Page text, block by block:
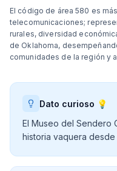
El código de área 580 es
telecomunicaciones;
rurales, diversidad
de Oklahoma,
comunidades de la región y
Dato curioso 💡
El Museo del Sendero
historia vaquera desde